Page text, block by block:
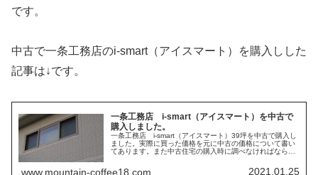
です。
中古で一条工務店のi-smart（アイスマート）を購入しした
記事は↓です。
一条工務店 i-smart（アイスマート）を中古で
購入しました。
一条工務店 i-smart（アイスマート）39坪を中古で購入し
ました。実際に買った価格を元に中古の価格について書い
てあります。また中古住宅の購入時に調べなければならな
www.mountain-coffee18.com 2021.01.25